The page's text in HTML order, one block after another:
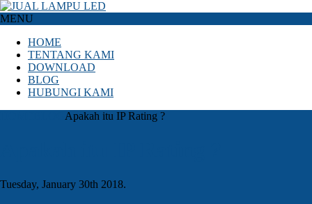
MENU
HOME
TENTANG KAMI
DOWNLOAD
BLOG
HUBUNGI KAMI
Apakah itu IP Rating ?
Tuesday, January 30th 2018.